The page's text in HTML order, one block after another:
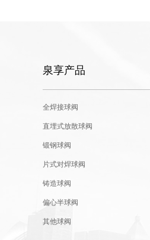
泉享产品
全焊接球阀
直埋式放散球阀
锻钢球阀
片式对焊球阀
铸造球阀
偏心半球阀
其他球阀